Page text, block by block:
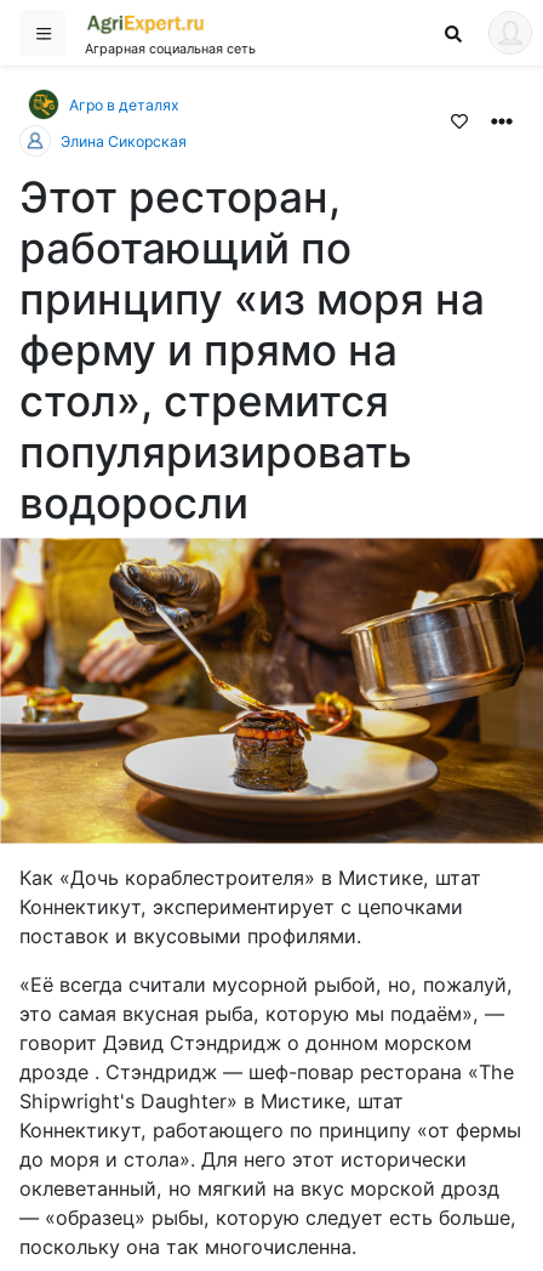
Аграрная социальная сеть
Агро в деталях
Элина Сикорская
Этот ресторан,
работающий по
принципу «из моря на
ферму и прямо на
стол», стремится
популяризировать
водоросли
Как «Дочь кораблестроителя» в Мистике, штат
Коннектикут, экспериментирует с цепочками
поставок и вкусовыми профилями.
«Её всегда считали мусорной рыбой, но, пожалуй,
это самая вкусная рыба, которую мы подаём», —
говорит Дэвид Стэндридж о донном морском
дрозде . Стэндридж — шеф-повар ресторана «The
Shipwright's Daughter» в Мистике, штат
Коннектикут, работающего по принципу «от фермы
до моря и стола». Для него этот исторически
оклеветанный, но мягкий на вкус морской дрозд
— «образец» рыбы, которую следует есть больше,
поскольку она так многочисленна.